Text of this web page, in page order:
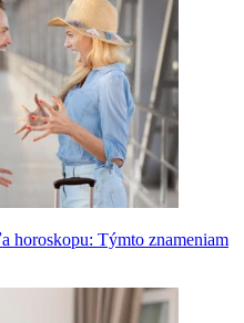
horoskopu: Týmto znameniam